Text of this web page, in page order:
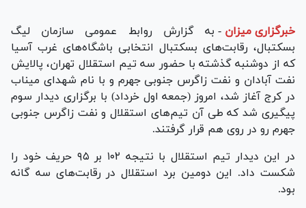
خبرگزاری میزان - به گزارش روابط عمومی سازمان لیگ
بسکتبال، رقابت‌های بسکتبال انتخابی باشگاه‌های غرب آسیا
که از دوشنبه گذشته با حضور سه تیم استقلال تهران، پالایش
نفت آبادان و نفت زاگرس جنوبی جهرم و با نام شهدای میناب
در کرج آغاز شد، امروز (جمعه اول خرداد) با برگزاری دیدار سوم
پیگیری شد که طی آن تیم‌های استقلال و نفت زاگرس جنوبی
جهرم رو در روی هم قرار گرفتند.
در این دیدار تیم استقلال با نتیجه ۱۰۲ بر ۹۵ حریف خود را
شکست داد. این دومین برد استقلال در رقابت‌های سه گانه
بود.